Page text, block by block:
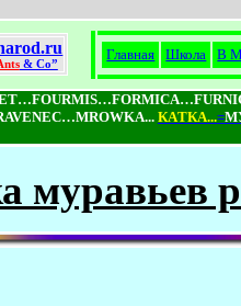
& Co”
Главная Школа В
КAТКA...=
муравьев